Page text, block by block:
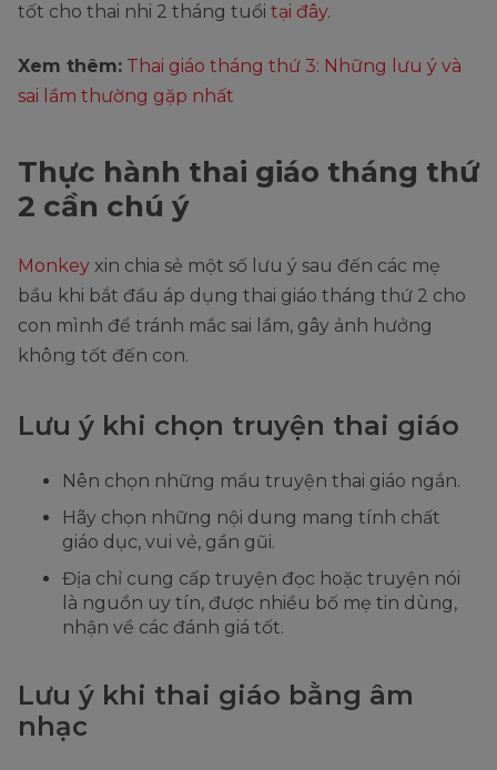
tốt cho thai nhi 2 tháng tuổi tại đây.
Xem thêm: Thai giáo tháng thứ 3: Những lưu ý và
sai lầm thường gặp nhất
Thực hành thai giáo tháng thứ
2 cần chú ý
Monkey xin chia sẻ một số lưu ý sau đến các mẹ
bầu khi bắt đầu áp dụng thai giáo tháng thứ 2 cho
con mình để tránh mắc sai lầm, gây ảnh hưởng
không tốt đến con.
Lưu ý khi chọn truyện thai giáo
Nên chọn những mẩu truyện thai giáo ngắn.
Hãy chọn những nội dung mang tính chất
giáo dục, vui vẻ, gần gũi.
Địa chỉ cung cấp truyện đọc hoặc truyện nói
là nguồn uy tín, được nhiều bố mẹ tin dùng,
nhận về các đánh giá tốt.
Lưu ý khi thai giáo bằng âm
nhạc